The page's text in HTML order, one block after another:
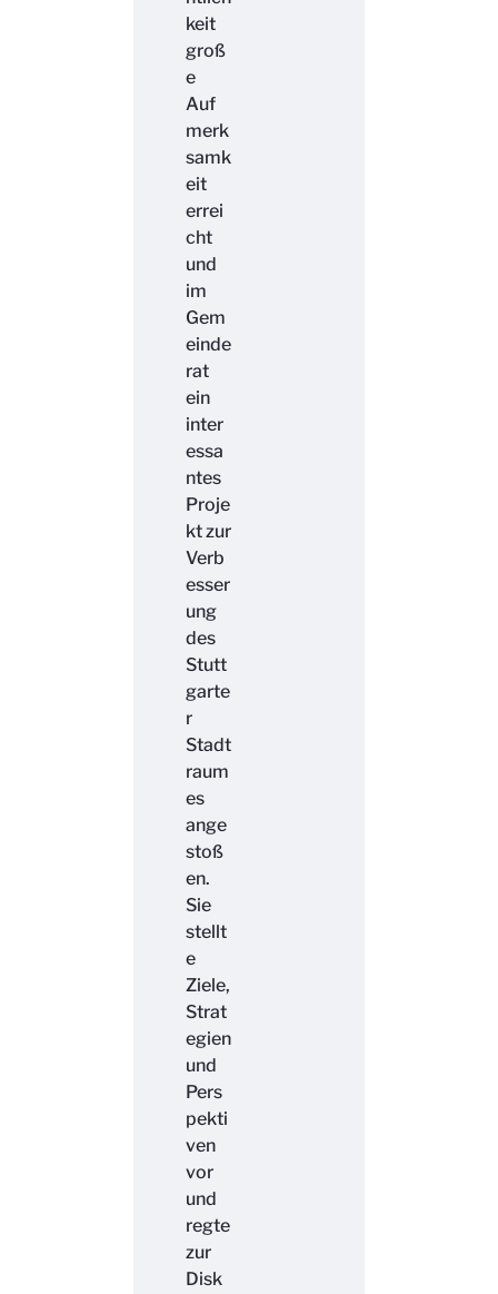
keit
groß
e
Auf
merk
samk
eit
errei
cht
und
im
Gem
einde
rat
ein
inter
essa
ntes
Proje
kt zur
Verb
esser
ung
des
Stutt
garte
r
Stadt
raum
es
ange
stoß
en.
Sie
stellt
e
Ziele,
Strat
egien
und
Pers
pekti
ven
vor
und
regte
zur
Disk